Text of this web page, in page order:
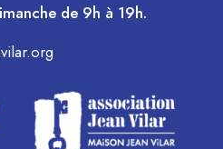
de 9h à 19h.